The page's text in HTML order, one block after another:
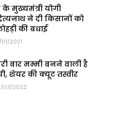
के मुख्यमंत्री योगी
ने दी किसानों को
की बधाई
01/2021
बार मम्मी बनने वाली है
शेयर की क्यूट तस्वीर
03/2022